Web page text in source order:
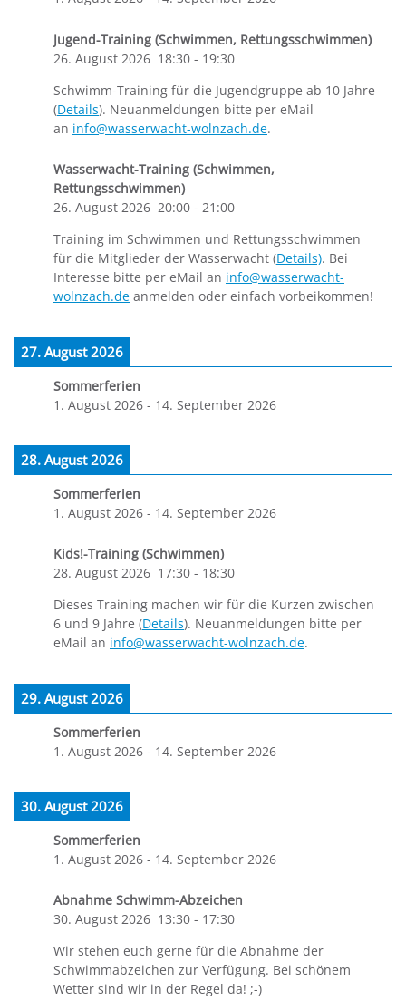
Jugend-Training (Schwimmen, Rettungsschwimmen)
26. August 2026 18:30 - 19:30
Schwimm-Training für die Jugendgruppe ab 10 Jahre
(Details). Neuanmeldungen bitte per eMail
an info@wasserwacht-wolnzach.de.
Wasserwacht-Training (Schwimmen,
Rettungsschwimmen)
26. August 2026 20:00 - 21:00
Training im Schwimmen und Rettungsschwimmen
für die Mitglieder der Wasserwacht (Details). Bei
Interesse bitte per eMail an info@wasserwacht-
wolnzach.de anmelden oder einfach vorbeikommen!
27. August 2026
Sommerferien
1. August 2026 - 14. September 2026
28. August 2026
Sommerferien
1. August 2026 - 14. September 2026
Kids!-Training (Schwimmen)
28. August 2026 17:30 - 18:30
Dieses Training machen wir für die Kurzen zwischen
6 und 9 Jahre (Details). Neuanmeldungen bitte per
eMail an info@wasserwacht-wolnzach.de.
29. August 2026
Sommerferien
1. August 2026 - 14. September 2026
30. August 2026
Sommerferien
1. August 2026 - 14. September 2026
Abnahme Schwimm-Abzeichen
30. August 2026 13:30 - 17:30
Wir stehen euch gerne für die Abnahme der
Schwimmabzeichen zur Verfügung. Bei schönem
Wetter sind wir in der Regel da! ;-)